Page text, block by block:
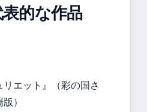
的な作品
リエット』（彩の国さ
）